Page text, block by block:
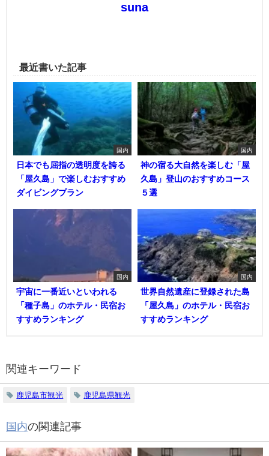
suna
最近書いた記事
国内
日本でも屈指の透明度を誇る
「屋久島」で楽しむおすすめ
ダイビングプラン
国内
神の宿る大自然を楽しむ「屋
久島」登山のおすすめコース
５選
国内
宇宙に一番近いといわれる
「種子島」のホテル・民宿お
すすめランキング
国内
世界自然遺産に登録された島
「屋久島」のホテル・民宿お
すすめランキング
関連キーワード
鹿児島市観光 鹿児島県観光
国内の関連記事